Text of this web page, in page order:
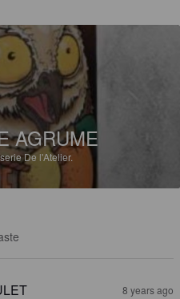
AGRUME
De l'Atelier.
8 years ago